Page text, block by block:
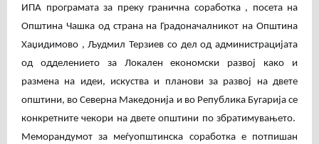
ИПА програмата за преку гранична соработка , посета на
Општина Чашка од страна на Градоначалникот на Општина
Хаџидимово , Људмил Терзиев со дел од администрацијата
од одделението за Локален економски развој како и
размена на идеи, искуства и планови за развој на двете
општини, во Северна Македонија и во Република Бугарија се
конкретните чекори на двете општини по збратимувањето.
Меморандумот за меѓуопштинска соработка е потпишан